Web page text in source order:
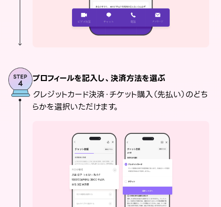
プロフィールを記入し、決済方法を選ぶ
クレジットカード決済・チケット購入（先払い）のどち
らかを選択いただけます。